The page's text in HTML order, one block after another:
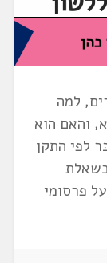
למה
והאם הוא
לפי התקן
פרסומי